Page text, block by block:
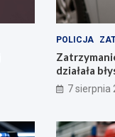
POLICJA
działała
7 sierpnia